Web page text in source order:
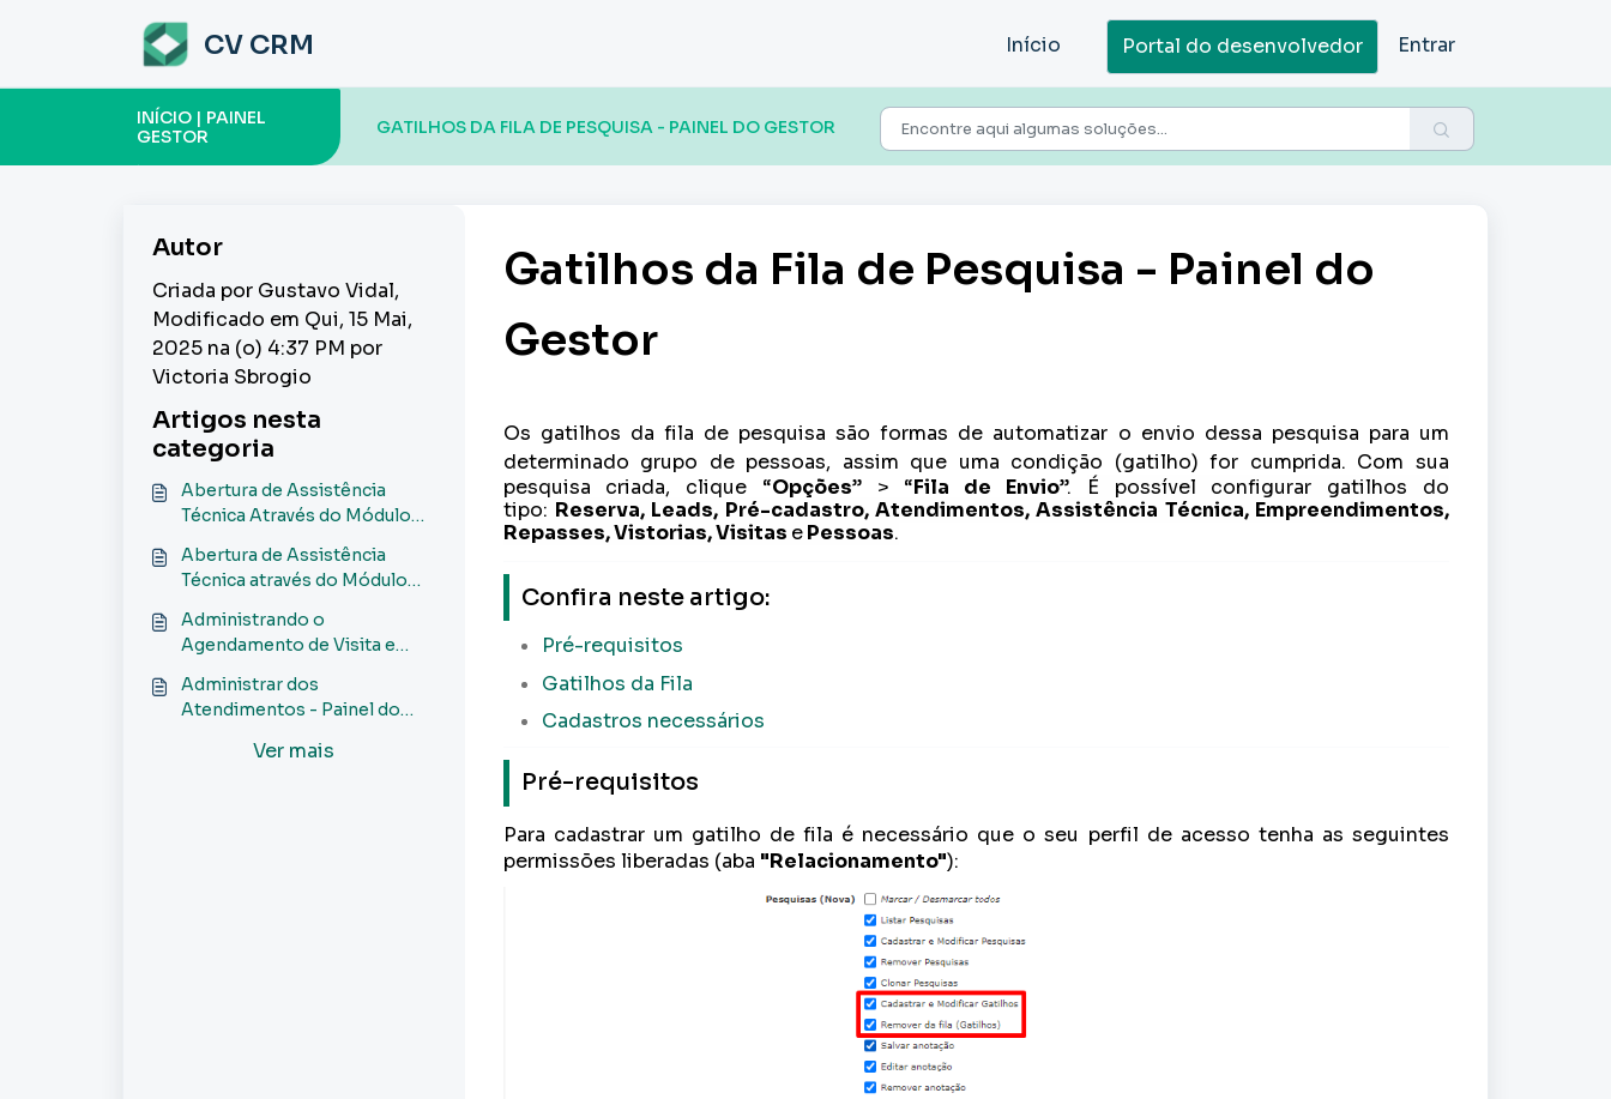
CV CRM Início Portal do desenvolvedor Entrar
GATILHOS DA FILA DE PESQUISA - PAINEL DO GESTOR
INÍCIO | PAINEL
GESTOR
Autor
Criada por Gustavo Vidal,
Modificado em Qui, 15 Mai,
2025 na (o) 4:37 PM por
Victoria Sbrogio
Artigos nesta
categoria
Abertura de Assistência
Técnica Através do Módulo
Gestor
Abertura de Assistência
Técnica através do Módulo
Gestor
Administrando o
Agendamento de Visita e
Administrar dos
Atendimentos - Painel do
Ver mais
Gatilhos da Fila de Pesquisa - Painel do
Gestor
Os gatilhos da fila de pesquisa são formas de automatizar o envio dessa pesquisa para um
determinado grupo de pessoas, assim que uma condição (gatilho) for cumprida. Com sua
pesquisa criada, clique “Opções” > “Fila de Envio”.
É possível configurar gatilhos do
tipo: Reserva, Leads, Pré-cadastro, Atendimentos, Assistência Técnica, Empreendimentos,
Repasses, Vistorias, Visitas ePessoas.
Confira neste artigo:
Pré-requisitos
Gatilhos da Fila
Cadastros necessários
Pré-requisitos
Para cadastrar um gatilho de fila é necessário que o seu perfil de acesso tenha as seguintes
permissões liberadas (aba "Relacionamento"):